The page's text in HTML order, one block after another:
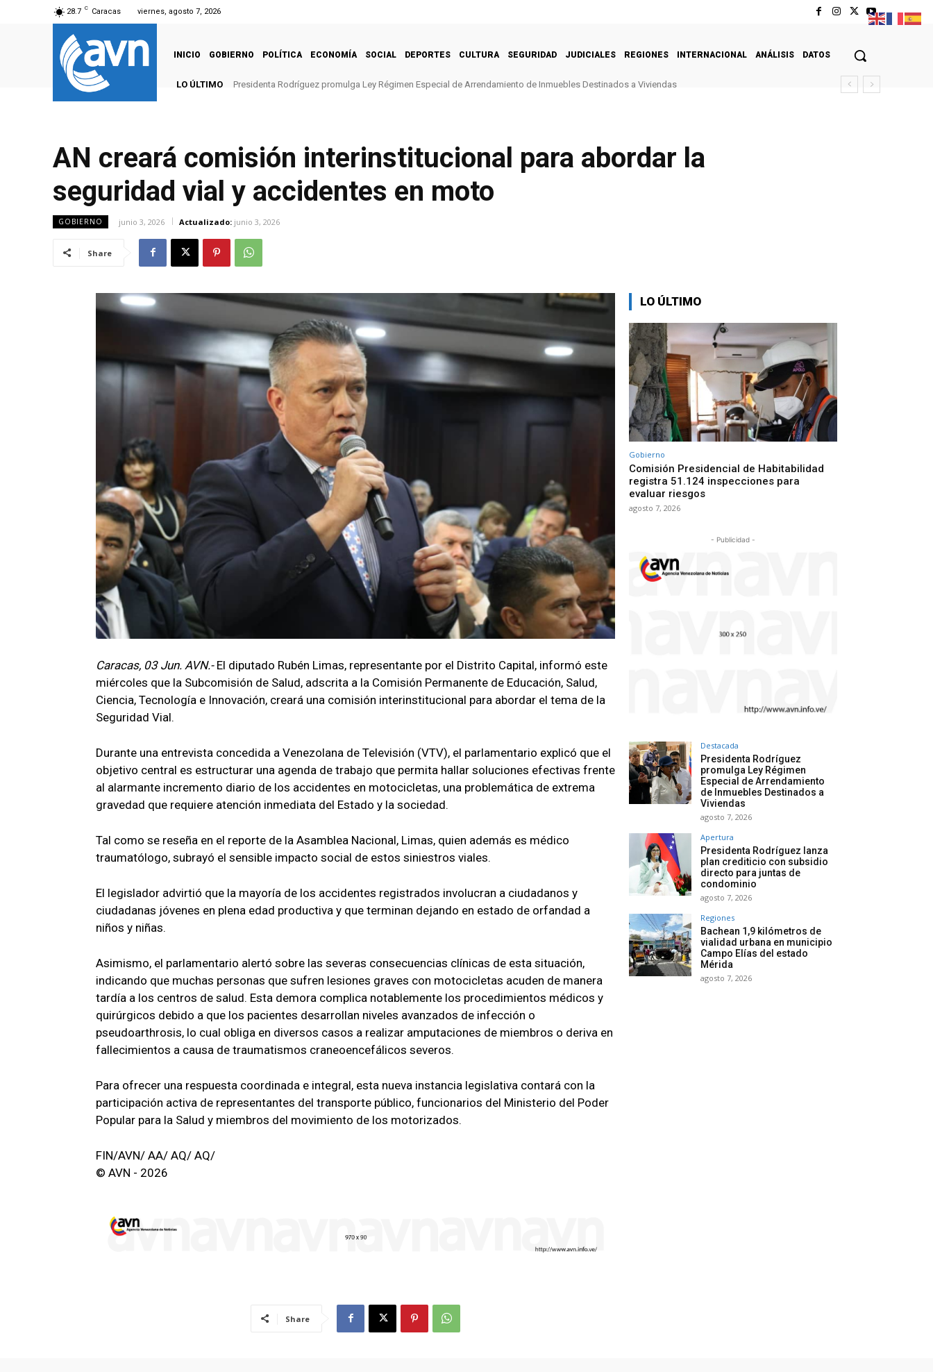
28.7 C Caracas viernes, agosto 7, 2026
INICIO GOBIERNO POLÍTICA ECONOMÍA SOCIAL DEPORTES CULTURA SEGURIDAD JUDICIALES REGIONES INTERNACIONAL ANÁLISIS DATOS
LO ÚLTIMO Presidenta Rodríguez promulga Ley Régimen Especial de Arrendamiento de Inmuebles Destinados a Viviendas
AN creará comisión interinstitucional para abordar la
seguridad vial y accidentes en moto
GOBIERNO junio 3, 2026 Actualizado: junio 3, 2026
Share
Caracas, 03 Jun. AVN.- El diputado Rubén Limas, representante por el Distrito Capital, informó este
miércoles que la Subcomisión de Salud, adscrita a la Comisión Permanente de Educación, Salud,
Ciencia, Tecnología e Innovación, creará una comisión interinstitucional para abordar el tema de la
Seguridad Vial.
Durante una entrevista concedida a Venezolana de Televisión (VTV), el parlamentario explicó que el
objetivo central es estructurar una agenda de trabajo que permita hallar soluciones efectivas frente
al alarmante incremento diario de los accidentes en motocicletas, una problemática de extrema
gravedad que requiere atención inmediata del Estado y la sociedad.
Tal como se reseña en el reporte de la Asamblea Nacional, Limas, quien además es médico
traumatólogo, subrayó el sensible impacto social de estos siniestros viales.
El legislador advirtió que la mayoría de los accidentes registrados involucran a ciudadanos y
ciudadanas jóvenes en plena edad productiva y que terminan dejando en estado de orfandad a
niños y niñas.
Asimismo, el parlamentario alertó sobre las severas consecuencias clínicas de esta situación,
indicando que muchas personas que sufren lesiones graves con motocicletas acuden de manera
tardía a los centros de salud. Esta demora complica notablemente los procedimientos médicos y
quirúrgicos debido a que los pacientes desarrollan niveles avanzados de infección o
pseudoarthrosis, lo cual obliga en diversos casos a realizar amputaciones de miembros o deriva en
fallecimientos a causa de traumatismos craneoencefálicos severos.
Para ofrecer una respuesta coordinada e integral, esta nueva instancia legislativa contará con la
participación activa de representantes del transporte público, funcionarios del Ministerio del Poder
Popular para la Salud y miembros del movimiento de los motorizados.
FIN/AVN/ AA/ AQ/ AQ/
© AVN - 2026
Share
LO ÚLTIMO
Gobierno
Comisión Presidencial de Habitabilidad
registra 51.124 inspecciones para
evaluar riesgos
agosto 7, 2026
- Publicidad -
Destacada
Presidenta Rodríguez
promulga Ley Régimen
Especial de Arrendamiento
de Inmuebles Destinados a
Viviendas
agosto 7, 2026
Apertura
Presidenta Rodríguez lanza
plan crediticio con subsidio
directo para juntas de
condominio
agosto 7, 2026
Regiones
Bachean 1,9 kilómetros de
vialidad urbana en municipio
Campo Elías del estado
Mérida
agosto 7, 2026